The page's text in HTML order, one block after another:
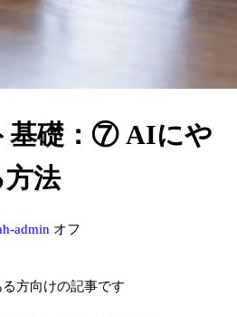
基礎：⑦ AIにや
方法
admin オフ
方向けの記事です